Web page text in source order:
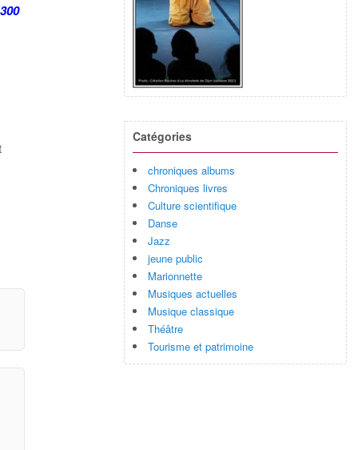
Catégories
chroniques albums
Chroniques livres
Culture scientifique
Danse
Jazz
jeune public
Marionnette
Musiques actuelles
Musique classique
Théâtre
Tourisme et patrimoine